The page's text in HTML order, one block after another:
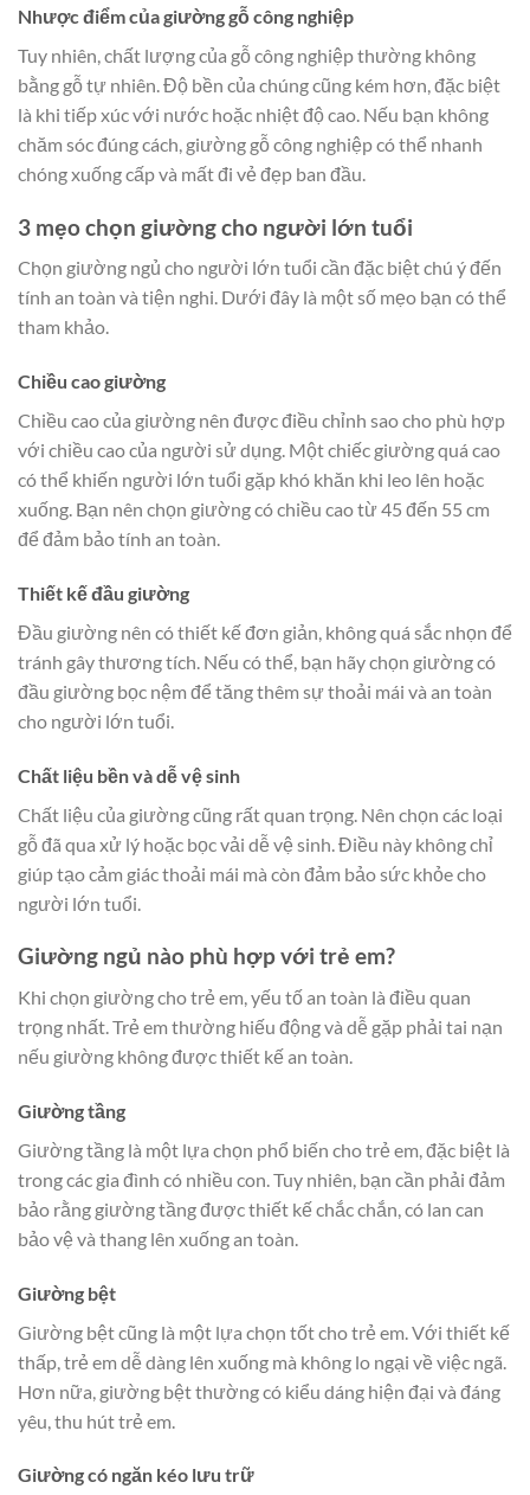
Nhược điểm của giường gỗ công nghiệp
Tuy nhiên, chất lượng của gỗ công nghiệp thường không
bằng gỗ tự nhiên. Độ bền của chúng cũng kém hơn, đặc biệt
là khi tiếp xúc với nước hoặc nhiệt độ cao. Nếu bạn không
chăm sóc đúng cách, giường gỗ công nghiệp có thể nhanh
chóng xuống cấp và mất đi vẻ đẹp ban đầu.
3 mẹo chọn giường cho người lớn tuổi
Chọn giường ngủ cho người lớn tuổi cần đặc biệt chú ý đến
tính an toàn và tiện nghi. Dưới đây là một số mẹo bạn có thể
tham khảo.
Chiều cao giường
Chiều cao của giường nên được điều chỉnh sao cho phù hợp
với chiều cao của người sử dụng. Một chiếc giường quá cao
có thể khiến người lớn tuổi gặp khó khăn khi leo lên hoặc
xuống. Bạn nên chọn giường có chiều cao từ 45 đến 55 cm
để đảm bảo tính an toàn.
Thiết kế đầu giường
Đầu giường nên có thiết kế đơn giản, không quá sắc nhọn để
tránh gây thương tích. Nếu có thể, bạn hãy chọn giường có
đầu giường bọc nệm để tăng thêm sự thoải mái và an toàn
cho người lớn tuổi.
Chất liệu bền và dễ vệ sinh
Chất liệu của giường cũng rất quan trọng. Nên chọn các loại
gỗ đã qua xử lý hoặc bọc vải dễ vệ sinh. Điều này không chỉ
giúp tạo cảm giác thoải mái mà còn đảm bảo sức khỏe cho
người lớn tuổi.
Giường ngủ nào phù hợp với trẻ em?
Khi chọn giường cho trẻ em, yếu tố an toàn là điều quan
trọng nhất. Trẻ em thường hiếu động và dễ gặp phải tai nạn
nếu giường không được thiết kế an toàn.
Giường tầng
Giường tầng là một lựa chọn phổ biến cho trẻ em, đặc biệt là
trong các gia đình có nhiều con. Tuy nhiên, bạn cần phải đảm
bảo rằng giường tầng được thiết kế chắc chắn, có lan can
bảo vệ và thang lên xuống an toàn.
Giường bệt
Giường bệt cũng là một lựa chọn tốt cho trẻ em. Với thiết kế
thấp, trẻ em dễ dàng lên xuống mà không lo ngại về việc ngã.
Hơn nữa, giường bệt thường có kiểu dáng hiện đại và đáng
yêu, thu hút trẻ em.
Giường có ngăn kéo lưu trữ